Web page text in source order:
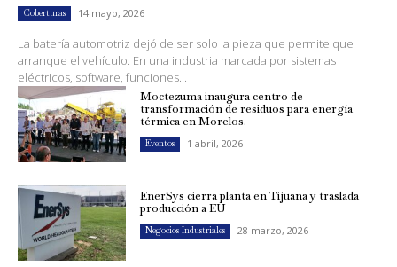
Coberturas 14 mayo, 2026
La batería automotriz dejó de ser solo la pieza que permite que
arranque el vehículo. En una industria marcada por sistemas
eléctricos, software, funciones...
Moctezuma inaugura centro de
transformación de residuos para energía
térmica en Morelos.
Eventos 1 abril, 2026
EnerSys cierra planta en Tijuana y traslada
producción a EU
Negocios Industriales 28 marzo, 2026